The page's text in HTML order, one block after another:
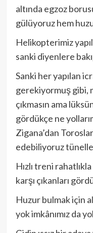
altında egzoz
gülüyoruz hem
Helikopterimiz
sanki diyenlere
Sanki her yapılan
gerekiyormuş gibi,
çıkmasın ama
gördükçe ne
Zigana’dan
edebiliyoruz
Hızlı treni
karşı çıkanları
Huzur bulmak için
yok imkânımız da